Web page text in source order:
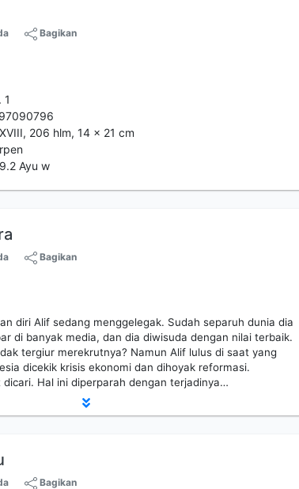
Bagikan
1
206 hlm, 14 x 21 cm
Ayu w
Bagikan
diri Alif sedang menggelegak. Sudah separuh dunia dia
di banyak media, dan dia diwisuda dengan nilai terbaik.
tergiur merekrutnya? Namun Alif lulus di saat yang
dicekik krisis ekonomi dan dihoyak reformasi.
Hal ini diperparah dengan terjadinya…
Bagikan